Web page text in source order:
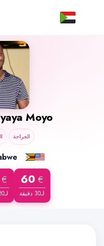
Moyo
الجراحة
€
لـ20 دقيقة
60 €
لـ30 دقيقة